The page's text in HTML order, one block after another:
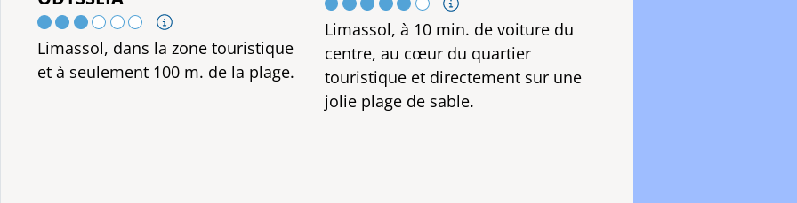
Limassol, dans la zone touristique
et à seulement 100 m. de la plage.
Limassol, à 10 min. de voiture du
centre, au cœur du quartier
touristique et directement sur une
jolie plage de sable.